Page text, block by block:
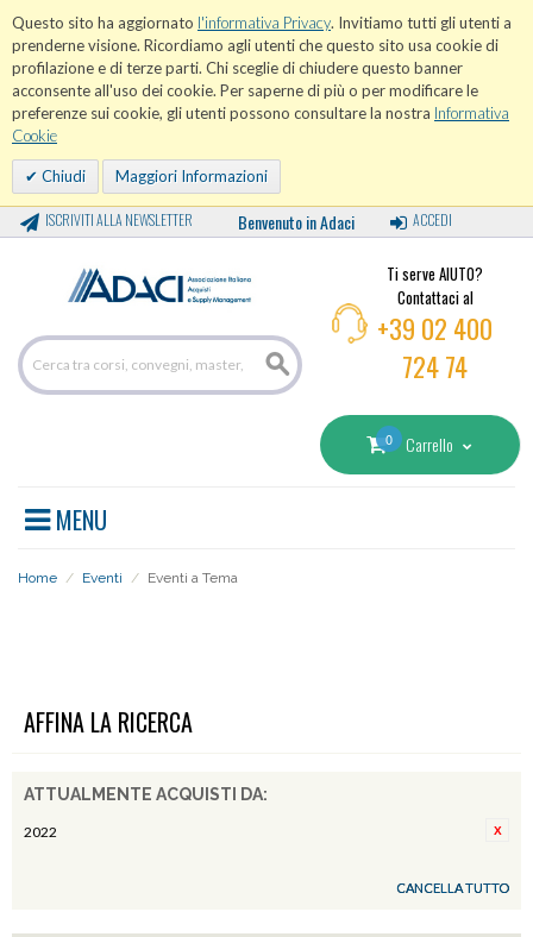
Questo sito ha aggiornato l'informativa Privacy. Invitiamo tutti gli utenti a
prenderne visione. Ricordiamo agli utenti che questo sito usa cookie di
profilazione e di terze parti. Chi sceglie di chiudere questo banner
acconsente all'uso dei cookie. Per saperne di più o per modificare le
preferenze sui cookie, gli utenti possono consultare la nostra Informativa
Cookie
Chiudi Maggiori Informazioni
ISCRIVITI ALLA NEWSLETTER Benvenuto in Adaci ACCEDI
Ti serve AIUTO?
Contattaci al
+39 02 400
724 74
0 Carrello
MENU
Home / Eventi / Eventi a Tema
AFFINA LA RICERCA
ATTUALMENTE ACQUISTI DA:
2022
CANCELLA TUTTO